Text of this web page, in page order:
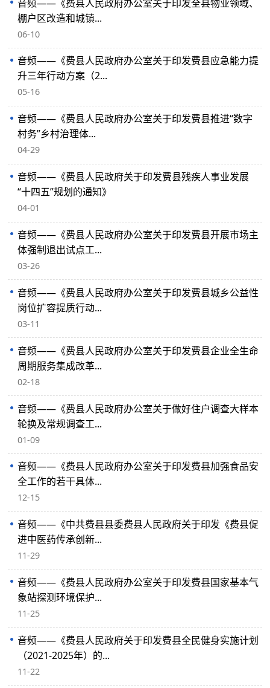
音频——《费县人民政府办公室关于印发全县物业领域、
棚户区改造和城镇...
06-10
音频——《费县人民政府办公室关于印发费县应急能力提
升三年行动方案（2...
05-16
音频——《费县人民政府办公室关于印发费县推进“数字
村务”乡村治理体...
04-29
音频——《费县人民政府关于印发费县残疾人事业发展
“十四五”规划的通知》
04-01
音频——《费县人民政府办公室关于印发费县开展市场主
体强制退出试点工...
03-26
音频——《费县人民政府办公室关于印发费县城乡公益性
岗位扩容提质行动...
03-11
音频——《费县人民政府办公室关于印发费县企业全生命
周期服务集成改革...
02-18
音频——《费县人民政府办公室关于做好住户调查大样本
轮换及常规调查工...
01-09
音频——《费县人民政府办公室关于印发费县加强食品安
全工作的若干具体...
12-15
音频——《中共费县县委费县人民政府关于印发《费县促
进中医药传承创新...
11-29
音频——《费县人民政府办公室关于印发费县国家基本气
象站探测环境保护...
11-25
音频——《费县人民政府关于印发费县全民健身实施计划
（2021-2025年）的...
11-22